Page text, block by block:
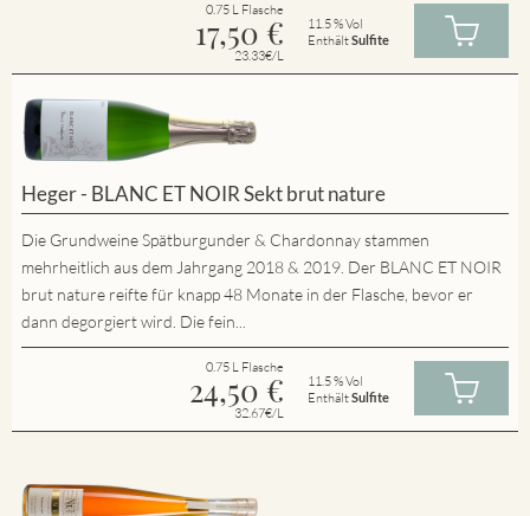
0.75 L Flasche
17,50 €
23.33€/L
11.5 % Vol
EnthältSulfite
Heger - BLANC ET NOIR Sekt brut nature
Die Grundweine Spätburgunder & Chardonnay stammen
mehrheitlich aus dem Jahrgang 2018 & 2019. Der BLANC ET NOIR
brut nature reifte für knapp 48 Monate in der Flasche, bevor er
dann degorgiert wird. Die fein...
0.75 L Flasche
24,50 €
32.67€/L
11.5 % Vol
EnthältSulfite